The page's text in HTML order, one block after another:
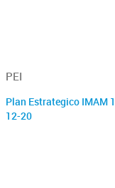
PEI
Plan Estrategico IMAM
12-20